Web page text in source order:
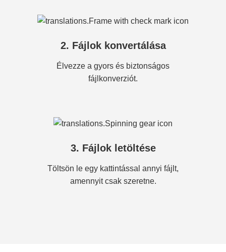
2. Fájlok konvertálása
Élvezze a gyors és biztonságos
fájlkonverziót.
3. Fájlok letöltése
Töltsön le egy kattintással annyi fájlt,
amennyit csak szeretne.